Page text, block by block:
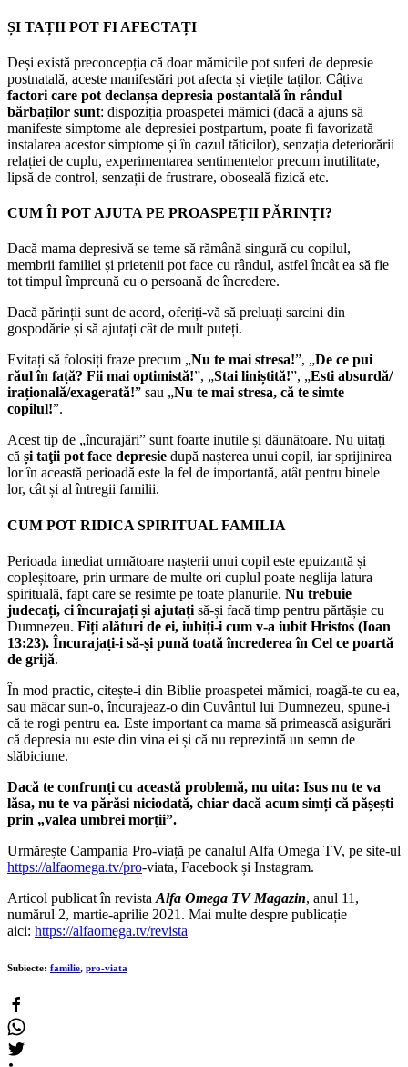
ȘI TAȚII POT FI AFECTAȚI
Deși există preconcepția că doar mămicile pot suferi de depresie
postnatală, aceste manifestări pot afecta și viețile taților. Câțiva
factori care pot declanșa depresia postantală în rândul
bărbaților sunt: dispoziția proaspetei mămici (dacă a ajuns să
manifeste simptome ale depresiei postpartum, poate fi favorizată
instalarea acestor simptome și în cazul tăticilor), senzația deteriorării
relației de cuplu, experimentarea sentimentelor precum inutilitate,
lipsă de control, senzații de frustrare, oboseală fizică etc.
CUM ÎI POT AJUTA PE PROASPEȚII PĂRINȚI?
Dacă mama depresivă se teme să rămână singură cu copilul,
membrii familiei și prietenii pot face cu rândul, astfel încât ea să fie
tot timpul împreună cu o persoană de încredere.
Dacă părinții sunt de acord, oferiți-vă să preluați sarcini din
gospodărie și să ajutați cât de mult puteți.
Evitați să folosiți fraze precum „Nu te mai stresa!”, „De ce pui
răul în față? Fii mai optimistă!”, „Stai liniștită!”, „Esti absurdă/
irațională/exagerată!” sau „Nu te mai stresa, că te simte
copilul!”.
Acest tip de „încurajări” sunt foarte inutile și dăunătoare. Nu uitați
că și taţii pot face depresie după nașterea unui copil, iar sprijinirea
lor în această perioadă este la fel de importantă, atât pentru binele
lor, cât și al întregii familii.
CUM POT RIDICA SPIRITUAL FAMILIA
Perioada imediat următoare nașterii unui copil este epuizantă și
copleșitoare, prin urmare de multe ori cuplul poate neglija latura
spirituală, fapt care se resimte pe toate planurile. Nu trebuie
judecați, ci încurajați și ajutați să-și facă timp pentru părtășie cu
Dumnezeu. Fiți alături de ei, iubiți-i cum v-a iubit Hristos (Ioan
13:23). Încurajați-i să-și pună toată încrederea în Cel ce poartă
de grijă.
În mod practic, citește-i din Biblie proaspetei mămici, roagă-te cu ea,
sau măcar sun-o, încurajeaz-o din Cuvântul lui Dumnezeu, spune-i
că te rogi pentru ea. Este important ca mama să primească asigurări
că depresia nu este din vina ei și că nu reprezintă un semn de
slăbiciune.
Dacă te confrunți cu această problemă, nu uita: Isus nu te va
lăsa, nu te va părăsi niciodată, chiar dacă acum simți că pășești
prin „valea umbrei morții”.
Urmărește Campania Pro-viață pe canalul Alfa Omega TV, pe site-ul
https://alfaomega.tv/pro-viata, Facebook și Instagram.
Articol publicat în revista Alfa Omega TV Magazin, anul 11,
numărul 2, martie-aprilie 2021. Mai multe despre publicație
aici: https://alfaomega.tv/revista
Subiecte: familie, pro-viata